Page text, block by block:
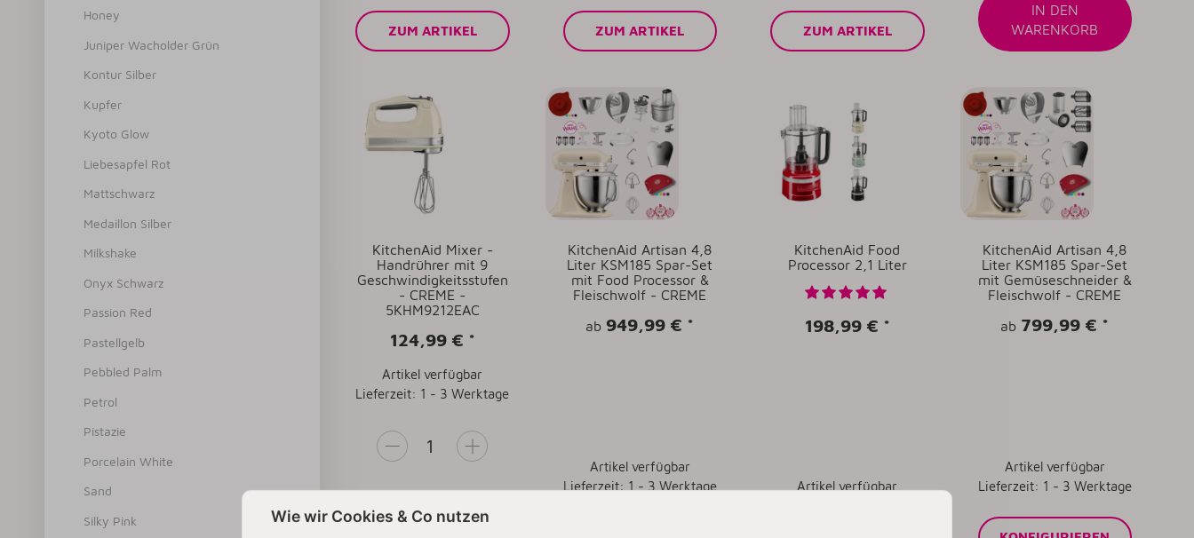
ZUM ARTIKEL ZUM ARTIKEL ZUM ARTIKEL
IN DEN
WARENKORB
KitchenAid Mixer -
Handrührer mit 9
Geschwindigkeitsstufen
- CREME -
5KHM9212EAC
124,99 € *
Artikel verfügbar
Lieferzeit: 1 - 3 Werktage
IN DEN
KitchenAid Artisan 4,8
Liter KSM185 Spar-Set
mit Food Processor &
Fleischwolf - CREME
ab 949,99 € *
Artikel verfügbar
Lieferzeit: 1 - 3 Werktage
KitchenAid Food
Processor 2,1 Liter
198,99 € *
Artikel verfügbar
KitchenAid Artisan 4,8
Liter KSM185 Spar-Set
mit Gemüseschneider &
Fleischwolf - CREME
ab 799,99 € *
Artikel verfügbar
Lieferzeit: 1 - 3 Werktage
Honey
Juniper Wacholder Grün
Kontur Silber
Kupfer
Kyoto Glow
Liebesapfel Rot
Mattschwarz
Medaillon Silber
Milkshake
Onyx Schwarz
Passion Red
Pastellgelb
Pebbled Palm
Petrol
Pistazie
Porcelain White
Sand
Silky Pink
Wie wir Cookies & Co nutzen